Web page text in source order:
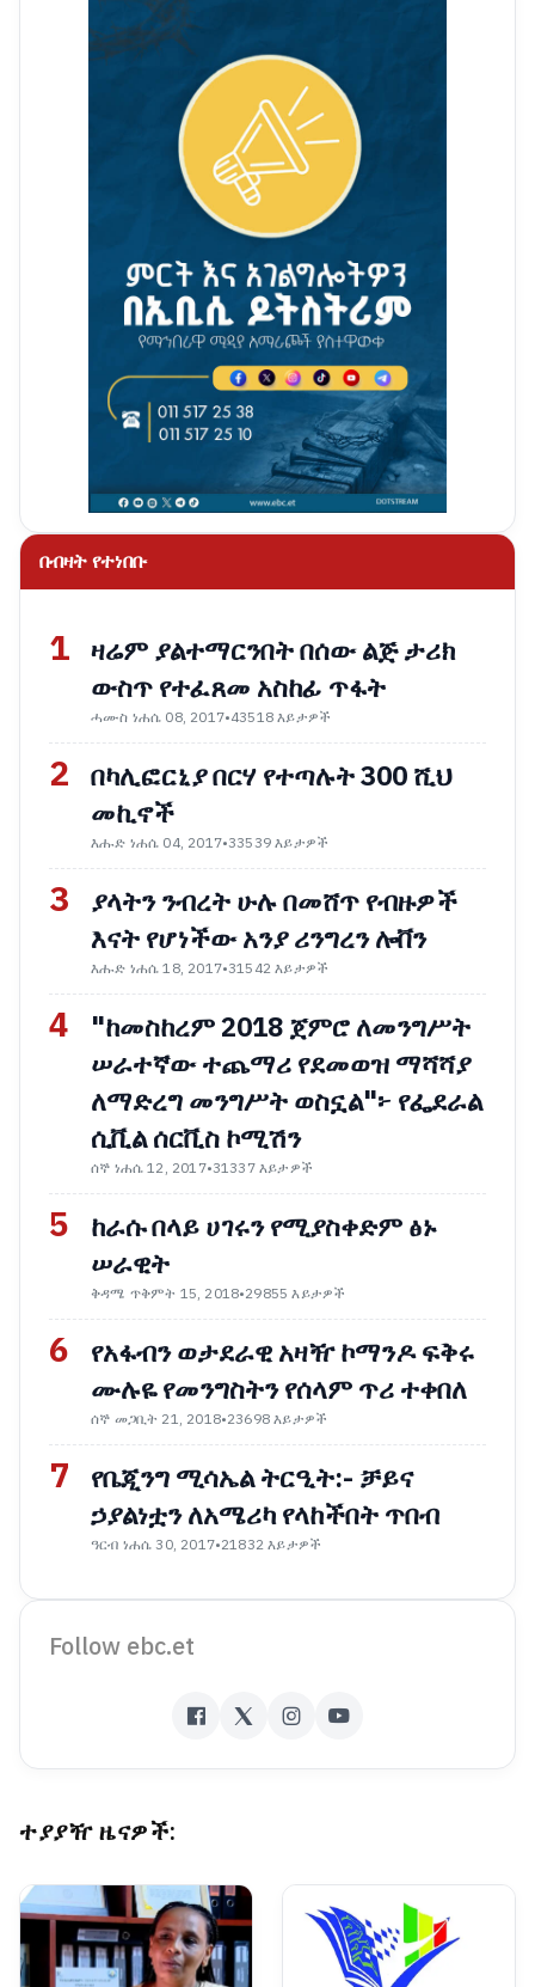
በብዛት የተነበቡ
1 ዛሬም ያልተማርንበት በሰው ልጅ ታሪክ
ውስጥ የተፈጸመ አስከፊ ጥፋት
ሓሙስ ነሐሴ 08, 2017•43518 እይታዎች
2 በካሊፎርኒያ በርሃ የተጣሉት 300 ሺህ
መኪኖች
እሑድ ነሐሴ 04, 2017•33539 እይታዎች
3
ያላትን ንብረት ሁሉ በመሸጥ የብዙዎች
እናት የሆነችው አንያ ሪንግረን ሎቨን
እሑድ ነሐሴ 18, 2017•31542 እይታዎች
4
"ከመስከረም 2018 ጀምሮ ለመንግሥት
ሠራተኛው ተጨማሪ የደመወዝ ማሻሻያ
ለማድረግ መንግሥት ወስኗል"፦ የፌደራል
ሲቪል ሰርቪስ ኮሚሽን
ሰኞ ነሐሴ 12, 2017•31337 እይታዎች
5
ከራሱ በላይ ሀገሩን የሚያስቀድም ፅኑ
ሠራዊት
ቅዳሜ ጥቅምት 15, 2018•29855 እይታዎች
6
የአፋብን ወታደራዊ አዛዥ ኮማንዶ ፍቅሩ
ሙሉዬ የመንግስትን የሰላም ጥሪ ተቀበለ
ሰኞ መጋቢት 21, 2018•23698 እይታዎች
7
የቤጂንግ ሚሳኤል ትርዒት:- ቻይና
ኃያልነቷን ለአሜሪካ የላከችበት ጥበብ
ዓርብ ነሐሴ 30, 2017•21832 እይታዎች
Follow ebc.et
ተያያዥ ዜናዎች: